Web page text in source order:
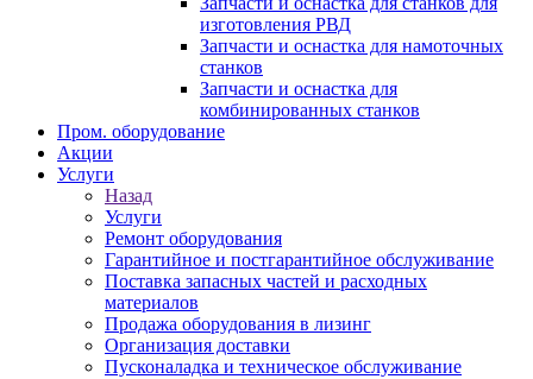
изготовления РВД
Запчасти и оснастка для намоточных
станков
Запчасти и оснастка для
комбинированных станков
Пром. оборудование
Акции
Услуги
Назад
Услуги
Ремонт оборудования
Гарантийное и постгарантийное обслуживание
Поставка запасных частей и расходных
материалов
Продажа оборудования в лизинг
Организация доставки
Пусконаладка и техническое обслуживание